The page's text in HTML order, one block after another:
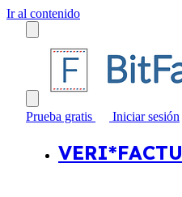
Ir al contenido
Prueba gratis Iniciar sesión
VERI*FACTU